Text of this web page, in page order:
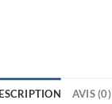
AVIS (0)